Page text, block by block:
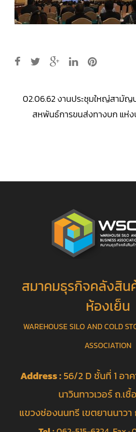
Post
navigation
02.06.62 งานประชุมใหญ่สามัญ
สหพันธ์การขนส่งทางบก แห่ง
สมาคมธุรกิจคลังสินค้
ห้องเย็น
WAREHOUSE SILO AND COLD
ASSOCIATION
Address :56/2 D ชั้นที่ 1 อา
นาวินทาวเวอร์ ถ.เ
แขวงช่องนนทรี เขตยานนาวา